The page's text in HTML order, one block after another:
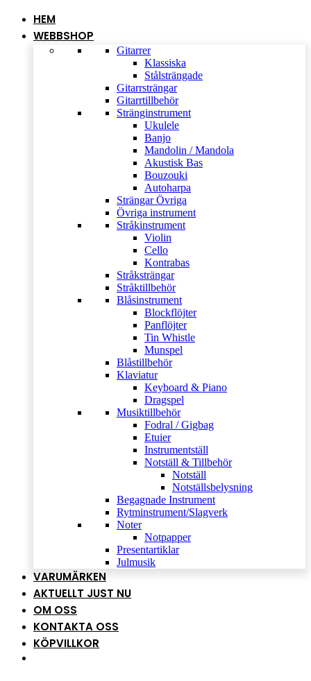
HEM
WEBBSHOP
Gitarrer
Klassiska
Stålsträngade
Gitarrsträngar
Gitarrtillbehör
Stränginstrument
Ukulele
Banjo
Mandolin / Mandola
Akustisk Bas
Bouzouki
Autoharpa
Strängar Övriga
Övriga instrument
Stråkinstrument
Violin
Cello
Kontrabas
Stråksträngar
Stråktillbehör
Blåsinstrument
Blockflöjter
Panflöjter
Tin Whistle
Munspel
Blåstillbehör
Klaviatur
Keyboard & Piano
Dragspel
Musiktillbehör
Fodral / Gigbag
Etuier
Instrumentställ
Notställ & Tillbehör
Notställ
Notställsbelysning
Begagnade Instrument
Rytminstrument/Slagverk
Noter
Notpapper
Presentartiklar
Julmusik
VARUMÄRKEN
AKTUELLT JUST NU
OM OSS
KONTAKTA OSS
KÖPVILLKOR